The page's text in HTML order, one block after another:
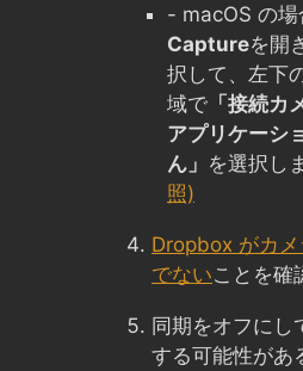
- macOS の場
Captureを開
択して、左下
域で 「接続カ
アプリケーシ
ん」 を選択し
照)
Dropbox がカメ
でないことを確
同期をオフにし
する可能性があ